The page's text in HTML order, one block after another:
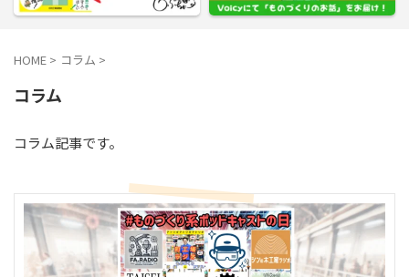
HOME > コラム >
コラム
コラム記事です。